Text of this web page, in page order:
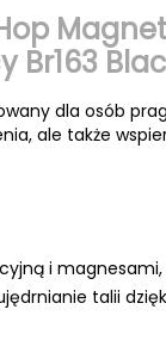
Br163
dla osób
ale także
i
talii